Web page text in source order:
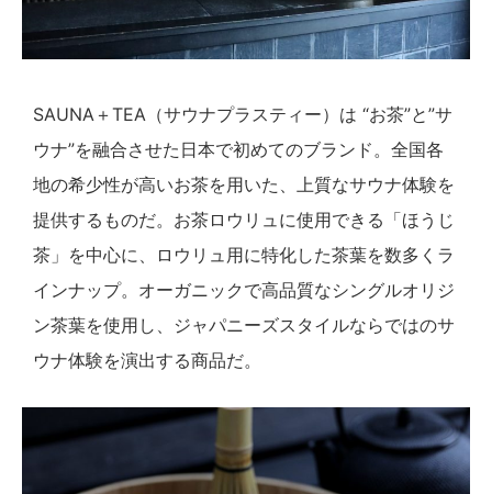
SAUNA＋TEA（サウナプラスティー）は “お茶”と”サ
ウナ”を融合させた日本で初めてのブランド。全国各
地の希少性が高いお茶を用いた、上質なサウナ体験を
提供するものだ。お茶ロウリュに使用できる「ほうじ
茶」を中心に、ロウリュ用に特化した茶葉を数多くラ
インナップ。オーガニックで高品質なシングルオリジ
ン茶葉を使用し、ジャパニーズスタイルならではのサ
ウナ体験を演出する商品だ。